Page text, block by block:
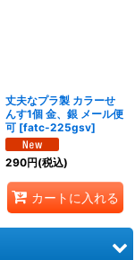
丈夫なプラ製 カラーせ
んす1個 金、銀 メール便
可 [fatc-225gsv]
290円(税込)
カートに入れる